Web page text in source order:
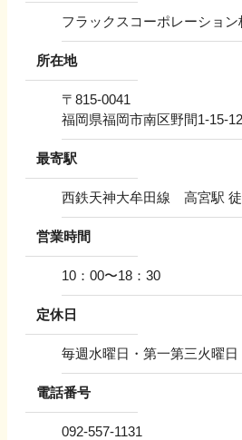
フラックスコーポレーション
所在地
〒 815-0041
福岡県福岡市南区野間1-15-12
最寄駅
西鉄天神大牟田線 高宮駅
営業時間
10：00〜18：30
定休日
毎週水曜日・第一第三火曜日
電話番号
092-557-1131